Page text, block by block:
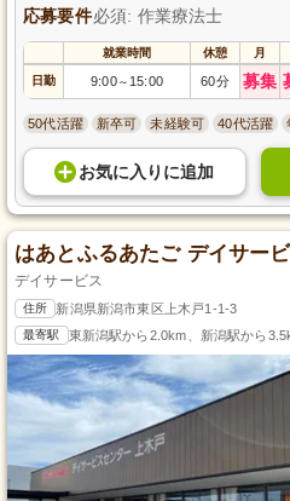
応募要件必須: 作業療法士
就業時間 休憩 月
日勤 9:00～ 15:00 60分 募集
50代活躍 新卒可 未経験可 40代活躍
お気に入り に追加
はあとふるあたご デイサー
デイサービス
住所 新潟県新潟市東区上木戸1-1-3
最寄駅 東新潟駅から2.0km、新潟駅から